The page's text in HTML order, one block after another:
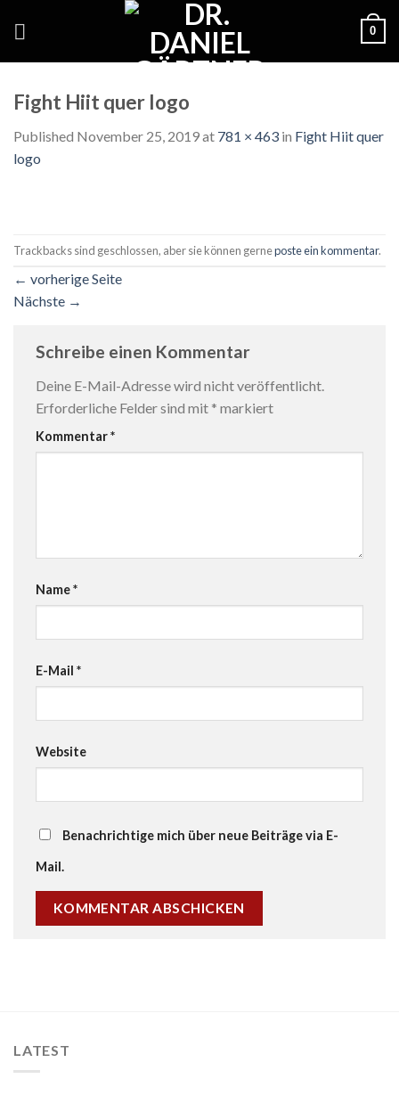
0
Fight Hiit quer logo
Published November 25, 2019at 781 × 463 in Fight Hiit quer
logo
Trackbacks sind geschlossen, aber sie können gerneposte ein kommentar.
← vorherige Seite
Nächste →
Schreibe einen Kommentar
Deine E-Mail-Adresse wird nicht veröffentlicht.
Erforderliche Felder sind mit * markiert
Kommentar*
Name*
E-Mail *
Website
Benachrichtige mich über neue Beiträge via E-
Mail.
LATEST